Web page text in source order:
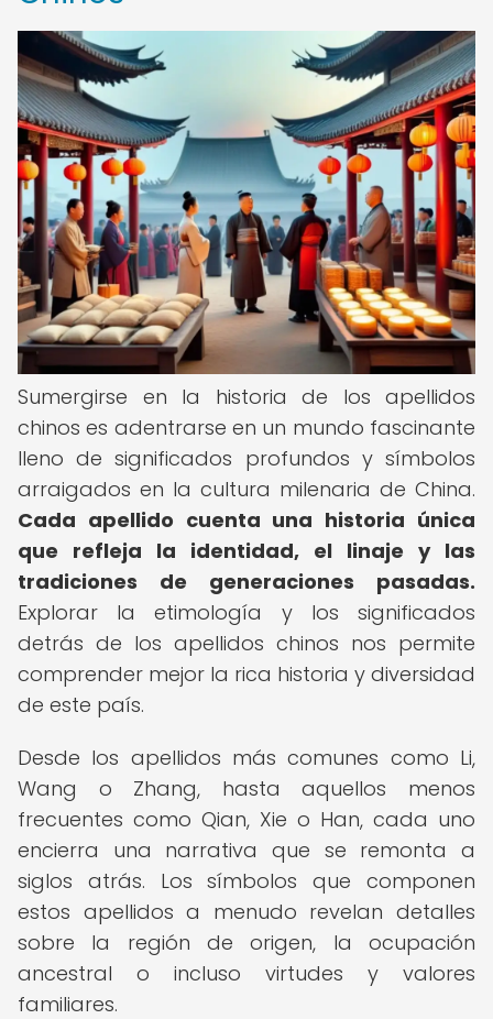
Sumergirse en la historia de los apellidos
chinos es adentrarse en un mundo fascinante
lleno de significados profundos y símbolos
arraigados en la cultura milenaria de China.
Cada apellido cuenta una historia única
que refleja la identidad, el linaje y las
tradiciones de generaciones pasadas.
Explorar la etimología y los significados
detrás de los apellidos chinos nos permite
comprender mejor la rica historia y diversidad
de este país.
Desde los apellidos más comunes como Li,
Wang o Zhang, hasta aquellos menos
frecuentes como Qian, Xie o Han, cada uno
encierra una narrativa que se remonta a
siglos atrás. Los símbolos que componen
estos apellidos a menudo revelan detalles
sobre la región de origen, la ocupación
ancestral o incluso virtudes y valores
familiares.